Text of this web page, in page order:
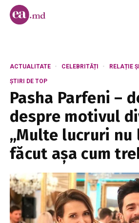
ACTUALITATE CELEBRITĂȚI RELAȚIE
ȘTIRI DE TOP
Pasha Parfeni –
despre motivul
„Multe lucruri nu
făcut așa cum